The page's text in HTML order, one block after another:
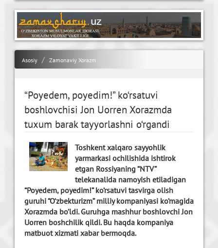
Asosiy Zamonaviy Xorazm
“Poyedem, poyedim!” ko‘rsatuvi
boshlovchisi Jon Uorren Xorazmda
tuxum barak tayyorlashni o‘rgandi
Toshkent xalqaro sayyohlik
yarmarkasi ochilishida ishtirok
etgan Rossiyaning “NTV”
telekanalida namoyish etiladigan
“Poyedem, poyedim!” ko‘rsatuvi tasvirga olish
guruhi “O‘zbekturizm” milliy kompaniyasi ko‘magida
Xorazmda bo‘ldi. Guruhga mashhur boshlovchi Jon
Uorren boshchilik qildi. Bu haqda kompaniya
matbuot xizmati xabar bermoqda.